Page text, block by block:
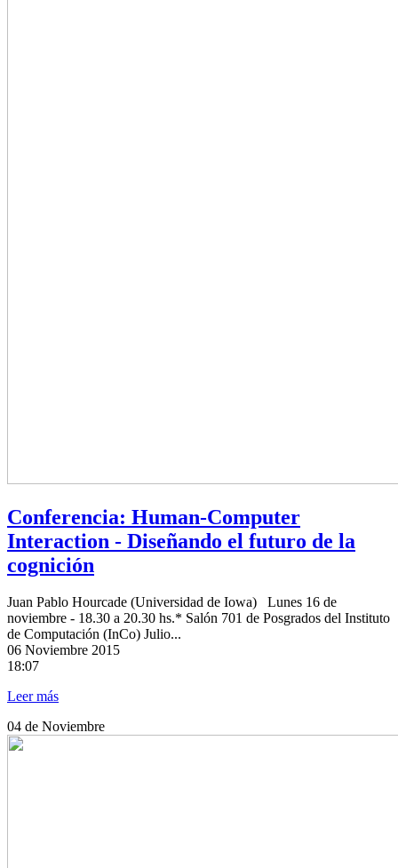
Conferencia: Human-Computer
Interaction - Diseñando el futuro de la
cognición
Juan Pablo Hourcade (Universidad de Iowa) Lunes 16 de
noviembre - 18.30 a 20.30 hs.* Salón 701 de Posgrados del Instituto
de Computación (InCo) Julio...
06 Noviembre 2015
18:07
Leer más
04 de Noviembre